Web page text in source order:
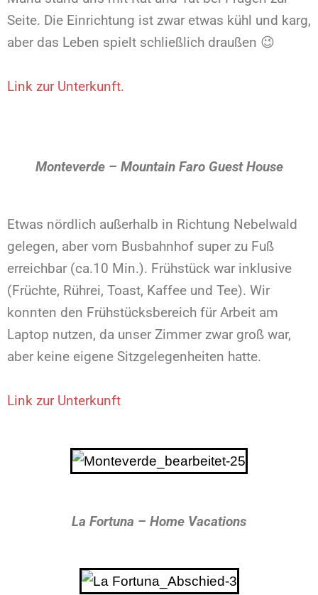
Seite. Die Einrichtung ist zwar etwas kühl und karg,
aber das Leben spielt schließlich draußen 😉
Link zur Unterkunft.
Monteverde – Mountain Faro Guest House
Etwas nördlich außerhalb in Richtung Nebelwald
gelegen, aber vom Busbahnhof super zu Fuß
erreichbar (ca.10 Min.). Frühstück war inklusive
(Früchte, Rührei, Toast, Kaffee und Tee). Wir
konnten den Frühstücksbereich für Arbeit am
Laptop nutzen, da unser Zimmer zwar groß war,
aber keine eigene Sitzgelegenheiten hatte.
Link zur Unterkunft
La Fortuna – Home Vacations